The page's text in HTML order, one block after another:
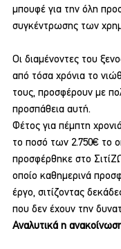
μπουφέ για την όλη
συγκέντρωσης των
Οι διαμένοντες του
από τόσα χρόνια το
τους, προσφέρουν με
προσπάθεια αυτή.
Φέτος για πέμπτη
το ποσό των 2.750€ το
προσφέρθηκε στο
οποίο καθημερινά
έργο, σιτίζοντας
που δεν έχουν την
Αναλυτικά η